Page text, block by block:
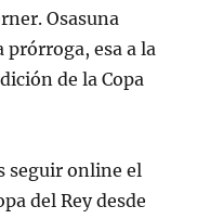
Osasuna
esa a la
de la Copa
seguir online el
del Rey desde